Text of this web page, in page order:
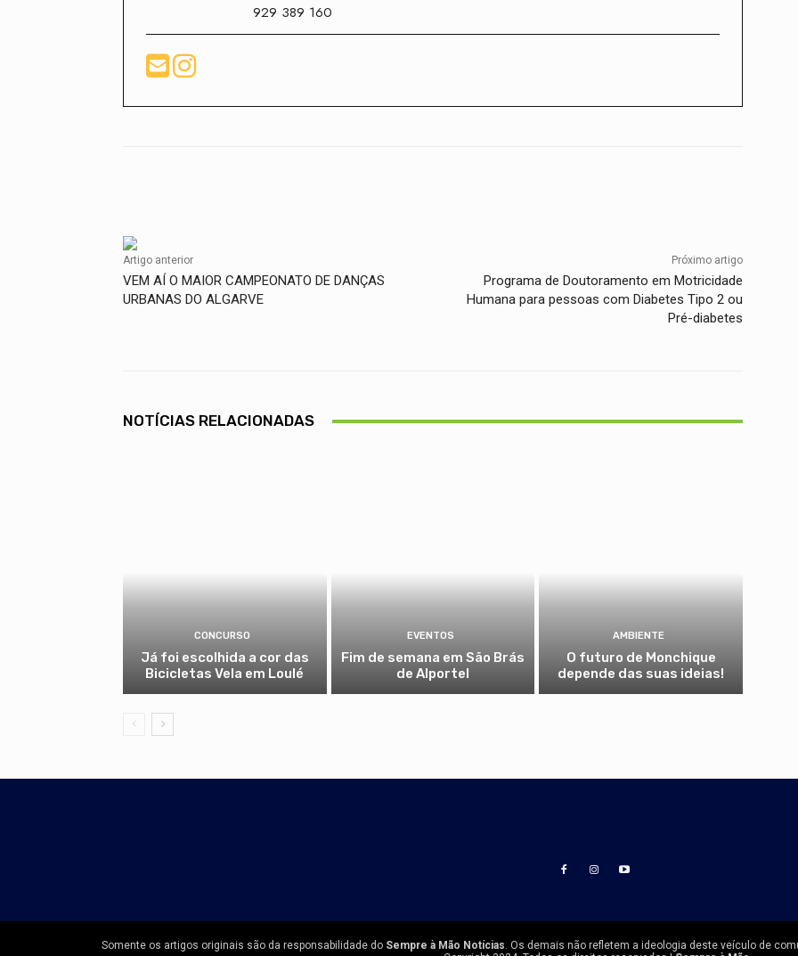
929 389 160
Artigo anterior
VEM AÍ O MAIOR CAMPEONATO DE DANÇAS
URBANAS DO ALGARVE
Próximo artigo
Programa de Doutoramento em Motricidade
Humana para pessoas com Diabetes Tipo 2 ou
Pré-diabetes
NOTÍCIAS RELACIONADAS
CONCURSO
Já foi escolhida a cor das
Bicicletas Vela em Loulé
EVENTOS
Fim de semana em São Brás
de Alportel
AMBIENTE
O futuro de Monchique
depende das suas ideias!
Somente os artigos originais são da responsabilidade do Sempre à Mão Notícias . Os demais não refletem a ideologia deste veículo de